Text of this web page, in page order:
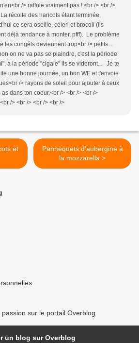
/> raffole vraiment pas ! <br /> <br />
récolte des haricots étant terminée,
ce sera oseille, céleri et brocoli (ils
déjà tendance à monter, pfff). Le problème
les congéls deviennent trop<br /> petits...
on ne va pas se plaindre, c'est la période
à la période "cigale" ils se videront... Je te
une bonne journée, un bon WE et t'envoie
/> rayons de soleil pour ajouter à ceux
as dans ton coeur.<br /> <br /> <br />
/> <br /> <br /> <br />
Pannequets d'aubergine à
la mozzarella >
sur le portail Overblog
un blog sur Overblog